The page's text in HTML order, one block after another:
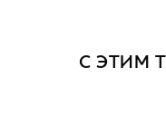
С ЭТИМ